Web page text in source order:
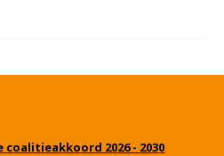
2026 - 2030